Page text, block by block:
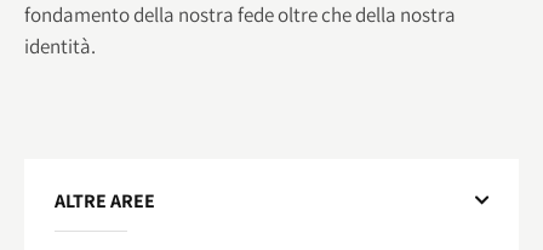
fondamento della nostra fede oltre che della nostra
identità.
ALTRE AREE